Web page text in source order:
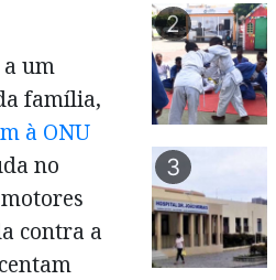
a um
família,
à ONU
no
contra a
2
3